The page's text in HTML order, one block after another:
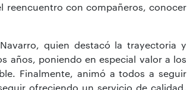
reencuentro con compañeros, conocer
quien destacó la trayectoria y
años, poniendo en especial valor a los
Finalmente, animó a todos a seguir
ofreciendo un servicio de calidad,